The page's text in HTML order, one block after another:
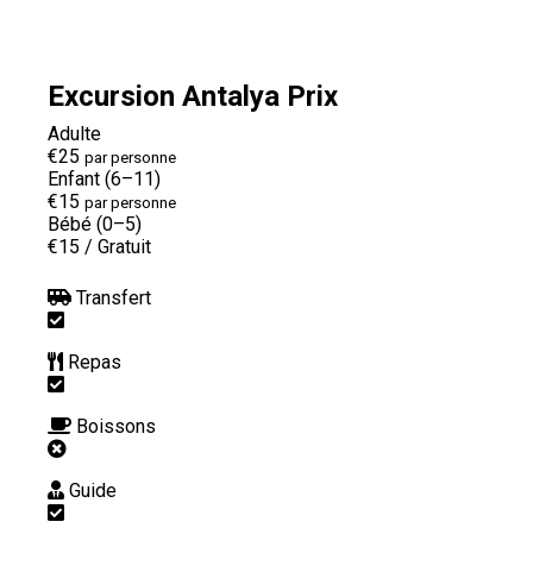
Excursion Antalya Prix
Adulte
€25 par personne
Enfant (6–11)
€15 par personne
Bébé (0–5)
€15 / Gratuit
Transfert
Repas
Boissons
Guide